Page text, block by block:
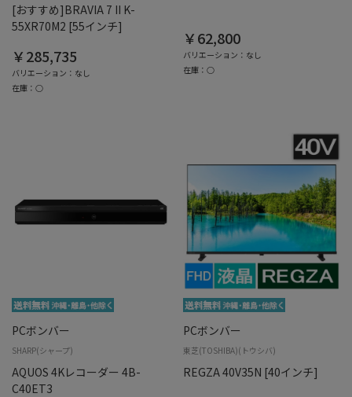
[おすすめ]BRAVIA 7 II K-
55XR70M2 [55インチ]
￥285,735
バリエーション：なし
在庫：○
￥62,800
バリエーション：なし
在庫：○
PCボンバー
SHARP(シャープ)
AQUOS 4Kレコーダー 4B-
C40ET3
PCボンバー
東芝(TOSHIBA)(トウシバ)
REGZA 40V35N [40インチ]